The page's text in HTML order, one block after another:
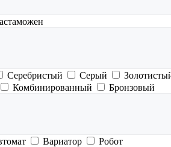
Серебристый Серый
Комбинированный
Бронзовый
Вариатор
Робот